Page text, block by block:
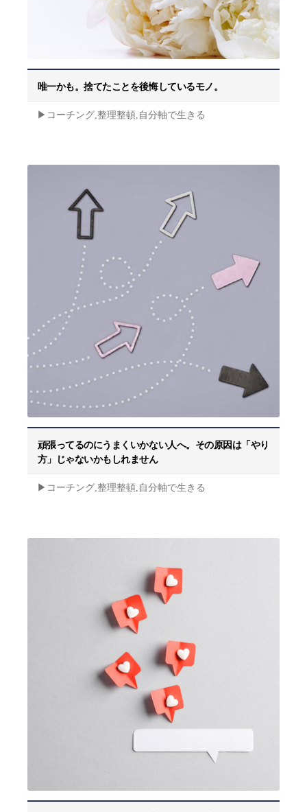
唯一かも。捨てたことを後悔しているモノ。
▶︎コーチング,整理整頓,自分軸で生きる
頑張ってるのにうまくいかない人へ。その原因は「やり
方」じゃないかもしれません
▶︎コーチング,整理整頓,自分軸で生きる